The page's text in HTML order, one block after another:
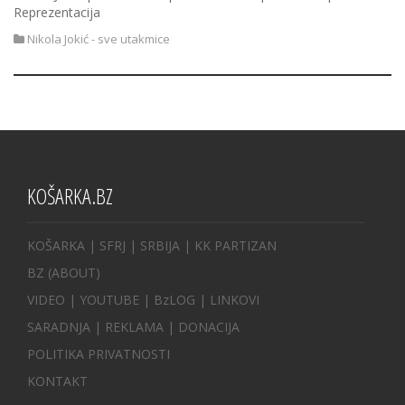
Reprezentacija
Nikola Jokić - sve utakmice
KOŠARKA.BZ
KOŠARKA | SFRJ | SRBIJA | KK PARTIZAN
BZ (ABOUT)
VIDEO | YOUTUBE | BzLOG | LINKOVI
SARADNJA | REKLAMA | DONACIJA
POLITIKA PRIVATNOSTI
KONTAKT